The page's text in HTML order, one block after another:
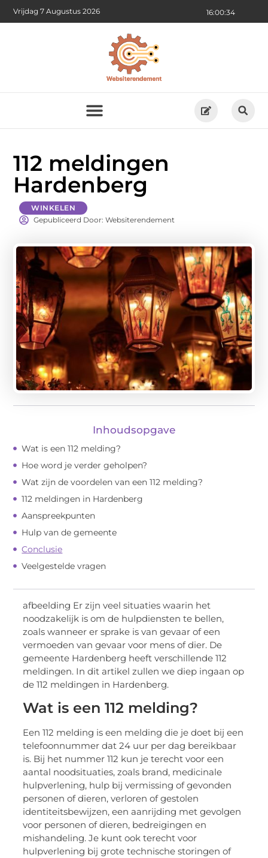
16:00:36
Vrijdag 7 Augustus 2026
112 meldingen
Hardenberg
WINKELEN
Gepubliceerd Door: Websiterendement
Inhoudsopgave
Wat is een 112 melding?
Hoe word je verder geholpen?
Wat zijn de voordelen van een 112 melding?
112 meldingen in Hardenberg
Aanspreekpunten
Hulp van de gemeente
Conclusie
Veelgestelde vragen
afbeelding Er zijn veel situaties waarin het
noodzakelijk is om de hulpdiensten te bellen,
zoals wanneer er sprake is van gevaar of een
vermoeden van gevaar voor mens of dier. De
gemeente Hardenberg heeft verschillende 112
meldingen. In dit artikel zullen we diep ingaan op
de 112 meldingen in Hardenberg.
Wat is een 112 melding?
Een 112 melding is een melding die je doet bij een
telefoonnummer dat 24 uur per dag bereikbaar
is. Bij het nummer 112 kun je terecht voor een
aantal noodsituaties, zoals brand, medicinale
hulpverlening, hulp bij vermissing of gevonden
personen of dieren, verloren of gestolen
identiteitsbewijzen, een aanrijding met gevolgen
voor personen of dieren, bedreigingen en
mishandeling. Je kunt ook terecht voor
hulpverlening bij grote technische storingen of